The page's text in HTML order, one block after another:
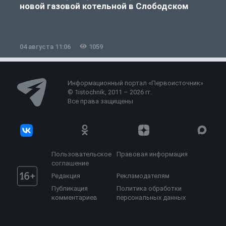
новой газовой котельной в Слободском
04 августа 11:06 1059
Информационный портал «Первоисточник»
© 1istochnik, 2011 – 2026 гг.
Все права защищены
Пользовательское
соглашение
Правовая информация
Редакция
Рекламодателям
Публикация
комментариев
Политика обработки
персональных данных